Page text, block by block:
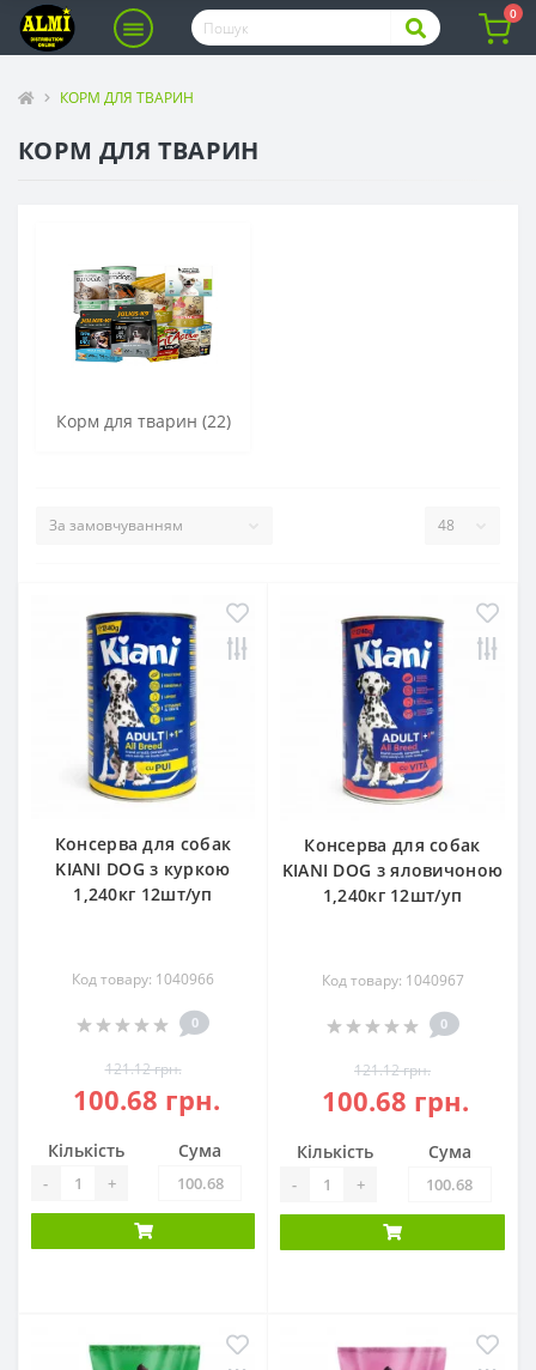
0
КОРМ ДЛЯ ТВАРИН
КОРМ ДЛЯ ТВАРИН
Корм для тварин (22)
Консерва для собак
KIANI DOG з куркою
1,240кг 12шт/уп
Код товару: 1040966
0
121.12 грн.
100.68 грн.
Кількість
- +
Сума
Консерва для собак
KIANI DOG з яловичоною
1,240кг 12шт/уп
Код товару: 1040967
0
121.12 грн.
100.68 грн.
Кількість
- +
Сума